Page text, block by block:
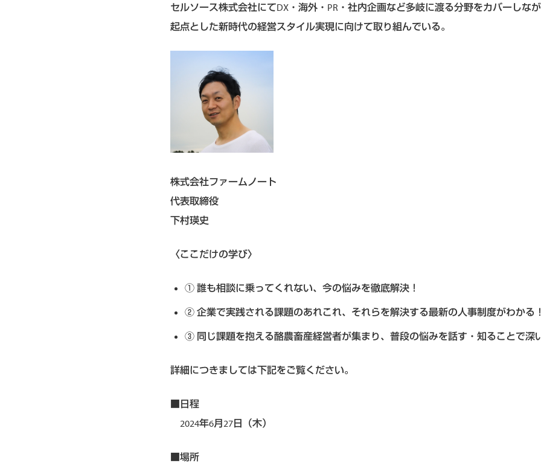
セルソース株式会社にてDX・海外・PR・社内企画など多岐に渡る分野をカバーしな
起点とした新時代の経営スタイル実現に向けて取り組んでいる。
株式会社ファームノート
代表取締役
下村瑛史
〈ここだけの学び〉
誰も相談に乗ってくれない、今の悩みを徹底解決！
企業で実践される課題のあれこれ、それらを解決する最新の人事制度がわかる！
同じ課題を抱える酪農畜産経営者が集まり、普段の悩みを話す・知ることで深
詳細につきましては下記をご覧ください。
■日程
2024年6月27日（木）
■場所